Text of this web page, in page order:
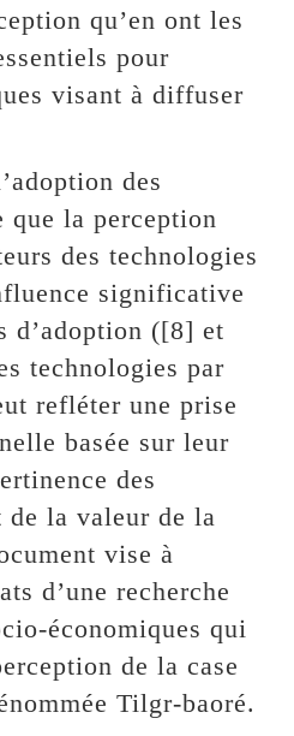
qu’en ont les
pour
visant à diffuser
des
que la perception
des technologies
significative
d’adoption ([8] et
technologies par
refléter une prise
basée sur leur
des
de la valeur de la
vise à
d’une recherche
économiques qui
de la case
Tilgr-baoré.